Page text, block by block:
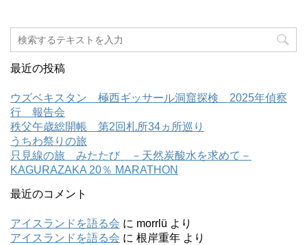
最近の投稿
ウズベキスタン 極西ギッサール洞窟探検 2025年偵察
行 報告会
秩父午歳総開帳 第2回札所34ヵ所巡り
うちわ祭りの旅
只見線の旅 みたたび －天然炭酸水を求めて－
KAGURAZAKA 20％ MARATHON
最近のコメント
アイスランドを語る会 に morrlü より
アイスランドを語る会 に 根岸重年 より